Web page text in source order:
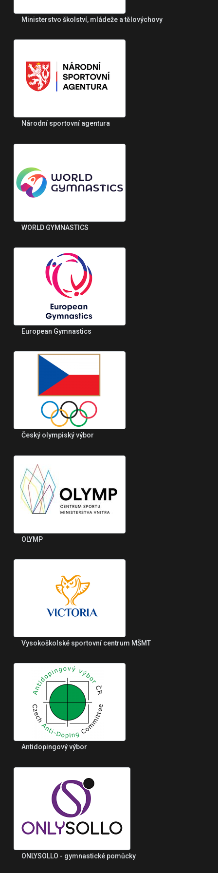
Ministerstvo školství, mládeže a tělovýchovy
Národní sportovní agentura
WORLD GYMNASTICS
European Gymnastics
Český olympiský výbor
OLYMP
Vysokoškolské sportovní centrum MŠMT
Antidopingový výbor
ONLYSOLLO - gymnastické pomůcky